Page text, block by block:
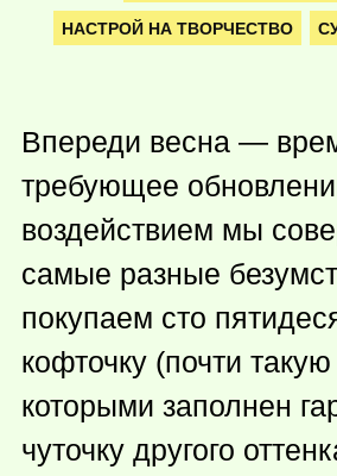
НАСТРОЙ НА ТВОРЧЕСТВО
Впереди весна —
требующее
воздействием мы
самые разные
покупаем сто
кофточку (почти
которыми заполнен
чуточку другого